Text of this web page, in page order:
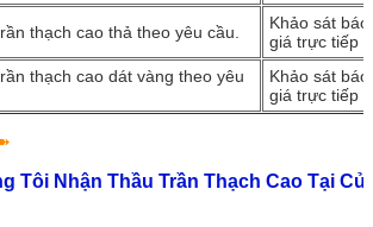
thạch cao thả theo yêu cầu.
Khảo sát báo
giá trực tiếp
thạch cao dát vàng theo yêu
Khảo sát báo
giá trực tiếp
Tôi Nhận Thầu Trần Thạch Cao Tại Củ